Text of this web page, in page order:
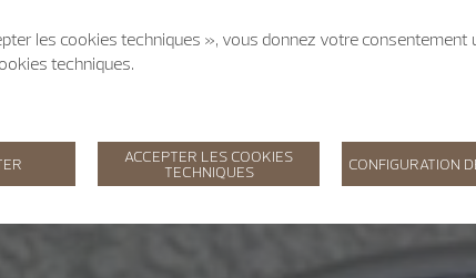
les cookies techniques », vous donnez votre consentement
techniques.
ACCEPTER LES COOKIES
TECHNIQUES CONFIGURATION